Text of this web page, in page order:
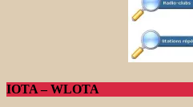
IOTA – WLOTA